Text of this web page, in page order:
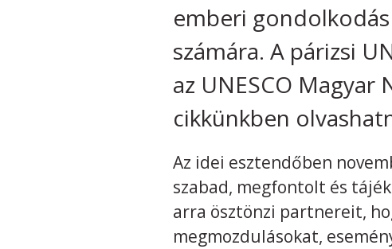
emberi
számára. A párizsi
az UNESCO
cikkünkben
Az idei esztendőben
szabad, megfontolt és
arra ösztönzi partnereit,
megmozdulásokat,